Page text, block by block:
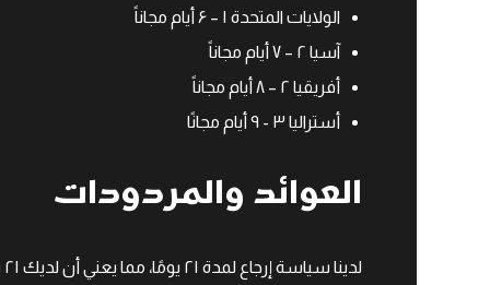
الولايات المتحدة ۱ – ۶ أيام مجاناً
آسيا ۲ – ۷ أيام مجاناً
أفريقيا ۲ – ۸ أيام مجاناً
أستراليا ۳ - ۹ أيام مجانًا
العوائد والمردودات